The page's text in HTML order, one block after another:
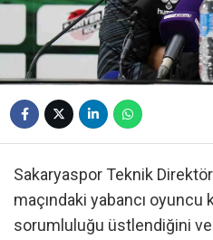
Sakaryaspor Teknik
maçındaki yabancı oyuncu
sorumluluğu üstlendiğini